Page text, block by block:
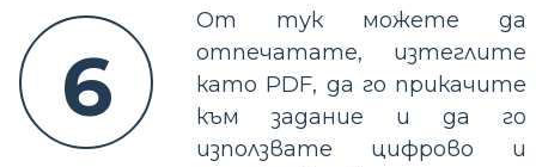
6
От тук можете да
отпечатате, изтеглите
като PDF, да го прикачите
към задание и да го
използвате цифрово и